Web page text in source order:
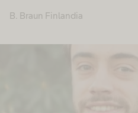
B. Braun Finlandia